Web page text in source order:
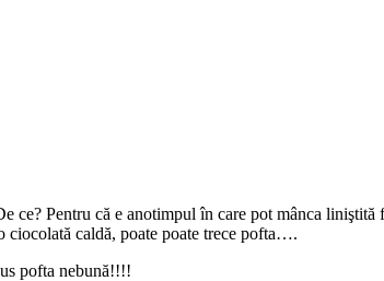
ce? Pentru că e anotimpul în care pot mânca
ciocolată caldă, poate poate trece pofta….
pofta nebună!!!!